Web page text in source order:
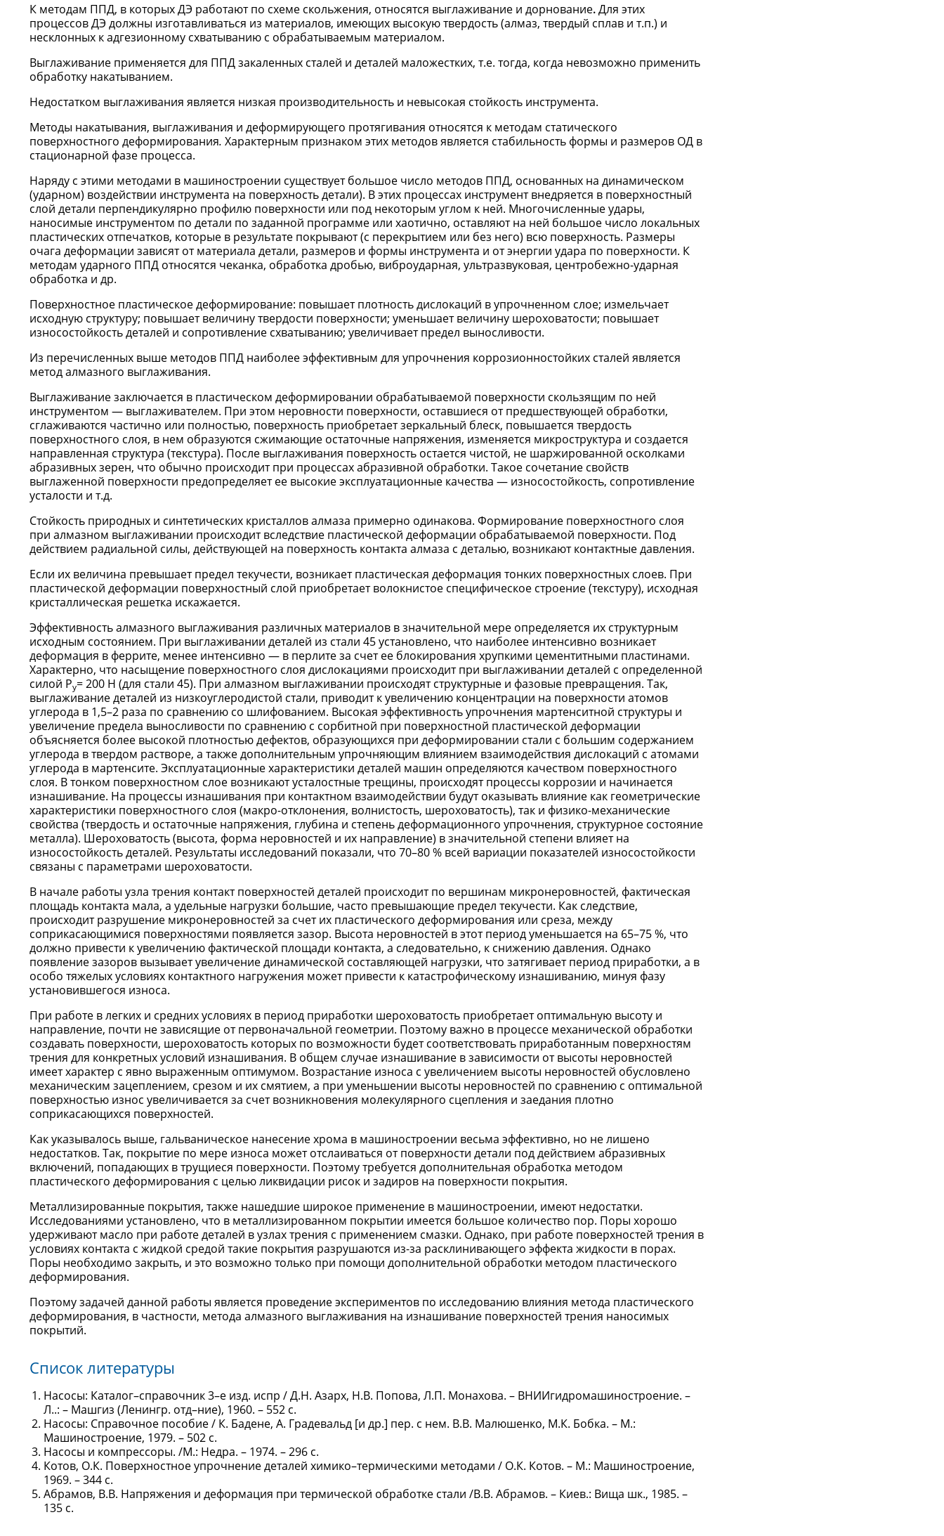
К методам ППД, в которых ДЭ работают по схеме скольжения, относятся выглаживание и дорнование.Для этих
процессов ДЭ должны изготавливаться из материалов, имеющих высокую твердость (алмаз, твердый сплав и т.п.) и
несклонных к адгезионному схватыванию с обрабатываемым материалом.
Выглаживание применяется для ППД закаленных сталей и деталей маложестких, т.е. тогда, когда невозможно применить
обработку накатыванием.
Недостатком выглаживания является низкая производительность и невысокая стойкость инструмента.
Методы накатывания, выглаживания и деформирующего протягивания относятся к методам статического
поверхностного деформирования. Характерным признаком этих методов является стабильность формы и размеров ОД в
стационарной фазе процесса.
Наряду с этими методами в машиностроении существует большое число методов ППД, основанных на динамическом
(ударном) воздействии инструмента на поверхность детали). В этих процессах инструмент внедряется в поверхностный
слой детали перпендикулярно профилю поверхности или под некоторым углом к ней. Многочисленные удары,
наносимые инструментом по детали по заданной программе или хаотично, оставляют на ней большое число локальных
пластических отпечатков, которые в результате покрывают (с перекрытием или без него) всю поверхность. Размеры
очага деформации зависят от материала детали, размеров и формы инструмента и от энергии удара по поверхности. К
методам ударного ППД относятся чеканка, обработка дробью, виброударная, ультразвуковая, центробежно-ударная
обработка и др.
Поверхностное пластическое деформирование: повышает плотность дислокаций в упрочненном слое; измельчает
исходную структуру; повышает величину твердости поверхности; уменьшает величину шероховатости; повышает
износостойкость деталей и сопротивление схватыванию; увеличивает предел выносливости.
Из перечисленных выше методов ППД наиболее эффективным для упрочнения коррозионностойких сталей является
метод алмазного выглаживания.
Выглаживание заключается в пластическом деформировании обрабатываемой поверхности скользящим по ней
инструментом — выглаживателем. При этом неровности поверхности, оставшиеся от предшествующей обработки,
сглаживаются частично или полностью, поверхность приобретает зеркальный блеск, повышается твердость
поверхностного слоя, в нем образуются сжимающие остаточные напряжения, изменяется микроструктура и создается
направленная структура (текстура). После выглаживания поверхность остается чистой, не шаржированной осколками
абразивных зерен, что обычно происходит при процессах абразивной обработки. Такое сочетание свойств
выглаженной поверхности предопределяет ее высокие эксплуатационные качества — износостойкость, сопротивление
усталости и т.д.
Стойкость природных и синтетических кристаллов алмаза примерно одинакова. Формирование поверхностного слоя
при алмазном выглаживании происходит вследствие пластической деформации обрабатываемой поверхности. Под
действием радиальной силы, действующей на поверхность контакта алмаза с деталью, возникают контактные давления.
Если их величина превышает предел текучести, возникает пластическая деформация тонких поверхностных слоев. При
пластической деформации поверхностный слой приобретает волокнистое специфическое строение (текстуру), исходная
кристаллическая решетка искажается.
Эффективность алмазного выглаживания различных материалов в значительной мере определяется их структурным
исходным состоянием. При выглаживании деталей из стали 45 установлено, что наиболее интенсивно возникает
деформация в феррите, менее интенсивно — в перлите за счет ее блокирования хрупкими цементитными пластинами.
Характерно, что насыщение поверхностного слоя дислокациями происходит при выглаживании деталей с определенной
силой Pу= 200 Н (для стали 45). При алмазном выглаживании происходят структурные и фазовые превращения. Так,
выглаживание деталей из низкоуглеродистой стали, приводит к увеличению концентрации на поверхности атомов
углерода в 1,5–2 раза по сравнению со шлифованием. Высокая эффективность упрочнения мартенситной структуры и
увеличение предела выносливости по сравнению с сорбитной при поверхностной пластической деформации
объясняется более высокой плотностью дефектов, образующихся при деформировании стали с большим содержанием
углерода в твердом растворе, а также дополнительным упрочняющим влиянием взаимодействия дислокаций с атомами
углерода в мартенсите. Эксплуатационные характеристики деталей машин определяются качеством поверхностного
слоя. В тонком поверхностном слое возникают усталостные трещины, происходят процессы коррозии и начинается
изнашивание. На процессы изнашивания при контактном взаимодействии будут оказывать влияние как геометрические
характеристики поверхностного слоя (макро-отклонения, волнистость, шероховатость), так и физико-механические
свойства (твердость и остаточные напряжения, глубина и степень деформационного упрочнения, структурное состояние
металла). Шероховатость (высота, форма неровностей и их направление) в значительной степени влияет на
износостойкость деталей. Результаты исследований показали, что 70–80 % всей вариации показателей износостойкости
связаны с параметрами шероховатости.
В начале работы узла трения контакт поверхностей деталей происходит по вершинам микронеровностей, фактическая
площадь контакта мала, а удельные нагрузки большие, часто превышающие предел текучести. Как следствие,
происходит разрушение микронеровностей за счет их пластического деформирования или среза, между
соприкасающимися поверхностями появляется зазор. Высота неровностей в этот период уменьшается на 65–75 %, что
должно привести к увеличению фактической площади контакта, а следовательно, к снижению давления. Однако
появление зазоров вызывает увеличение динамической составляющей нагрузки, что затягивает период приработки, а в
особо тяжелых условиях контактного нагружения может привести к катастрофическому изнашиванию, минуя фазу
установившегося износа.
При работе в легких и средних условиях в период приработки шероховатость приобретает оптимальную высоту и
направление, почти не зависящие от первоначальной геометрии. Поэтому важно в процессе механической обработки
создавать поверхности, шероховатость которых по возможности будет соответствовать приработанным поверхностям
трения для конкретных условий изнашивания. В общем случае изнашивание в зависимости от высоты неровностей
имеет характер с явно выраженным оптимумом. Возрастание износа с увеличением высоты неровностей обусловлено
механическим зацеплением, срезом и их смятием, а при уменьшении высоты неровностей по сравнению с оптимальной
поверхностью износ увеличивается за счет возникновения молекулярного сцепления и заедания плотно
соприкасающихся поверхностей.
Как указывалось выше, гальваническое нанесение хрома в машиностроении весьма эффективно, но не лишено
недостатков. Так, покрытие по мере износа может отслаиваться от поверхности детали под действием абразивных
включений, попадающих в трущиеся поверхности. Поэтому требуется дополнительная обработка методом
пластического деформирования с целью ликвидации рисок и задиров на поверхности покрытия.
Металлизированные покрытия, также нашедшие широкое применение в машиностроении, имеют недостатки.
Исследованиями установлено, что в металлизированном покрытии имеется большое количество пор. Поры хорошо
удерживают масло при работе деталей в узлах трения с применением смазки. Однако, при работе поверхностей трения в
условиях контакта с жидкой средой такие покрытия разрушаются из-за расклинивающего эффекта жидкости в порах.
Поры необходимо закрыть, и это возможно только при помощи дополнительной обработки методом пластического
деформирования.
Поэтому задачей данной работы является проведение экспериментов по исследованию влияния метода пластического
деформирования, в частности, метода алмазного выглаживания на изнашивание поверхностей трения наносимых
покрытий.
Список литературы
Насосы: Каталог–справочник 3–е изд. испр / Д.Н. Азарх, Н.В. Попова, Л.П. Монахова. – ВНИИгидромашиностроение. –
Л..: – Машгиз (Ленингр. отд–ние), 1960. – 552 с.
Насосы: Справочное пособие / К. Бадене, А. Градевальд [и др.] пер. с нем. В.В. Малюшенко, М.К. Бобка. – М.:
Машиностроение, 1979. – 502 с.
Насосы и компрессоры. /М.: Недра. – 1974. – 296 с.
Котов, О.К. Поверхностное упрочнение деталей химико–термическими методами / О.К. Котов. – М.: Машиностроение,
1969. – 344 с.
Абрамов, В.В. Напряжения и деформация при термической обработке стали /В.В. Абрамов. – Киев.: Вища шк., 1985. –
135 с.